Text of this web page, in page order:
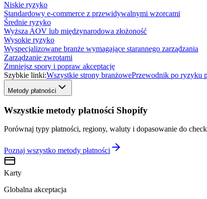
Niskie ryzyko
Standardowy e-commerce z przewidywalnymi wzorcami
Średnie ryzyko
Wyższa AOV lub międzynarodowa złożoność
Wysokie ryzyko
Wyspecjalizowane branże wymagające starannego zarządzania
Zarządzanie zwrotami
Zmniejsz spory i popraw akceptację
Szybkie linki:Wszystkie strony branżowePrzewodnik po ryzyku
Metody płatności
Wszystkie metody płatności Shopify
Porównaj typy płatności, regiony, waluty i dopasowanie do
Poznaj wszystko metody płatności
Karty
Globalna akceptacja